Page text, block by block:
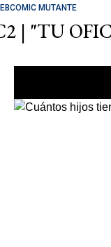
MUTANTE
| "TU